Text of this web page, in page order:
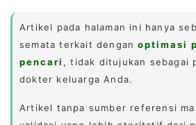
Artikel pada halaman ini hanya
semata terkait denganoptimasi
pencari , tidak ditujukan sebagai
dokter keluarga Anda.
Artikel tanpa sumber referensi